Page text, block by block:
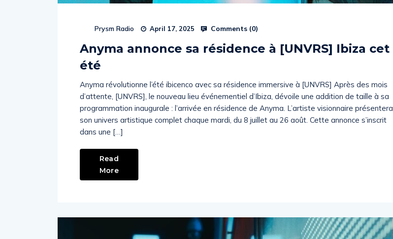
Prysm Radio April 17, 2025 Comments (0)
Anyma annonce sa résidence à [UNVRS] Ibiza cet
été
Anyma révolutionne l’été ibicenco avec sa résidence immersive à [UNVRS] Après des mois
d’attente, [UNVRS], le nouveau lieu événementiel d’Ibiza, dévoile une addition de taille à sa
programmation inaugurale : l’arrivée en résidence de Anyma. L’artiste visionnaire présentera
son univers artistique complet chaque mardi, du 8 juillet au 26 août. Cette annonce s’inscrit
dans une […]
Read
More